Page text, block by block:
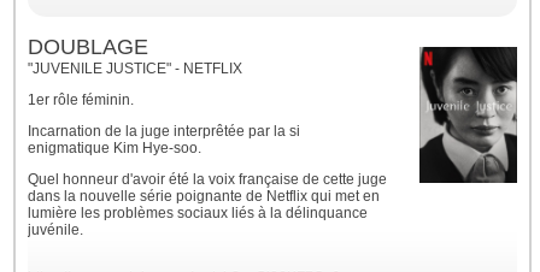
DOUBLAGE
"JUVENILE JUSTICE" - NETFLIX
1er rôle féminin.
Incarnation de la juge interprêtée par la si
enigmatique Kim Hye-soo.
Quel honneur d'avoir été la voix française de cette juge
dans la nouvelle série poignante de Netflix qui met en
lumière les problèmes sociaux liés à la délinquance
juvénile.